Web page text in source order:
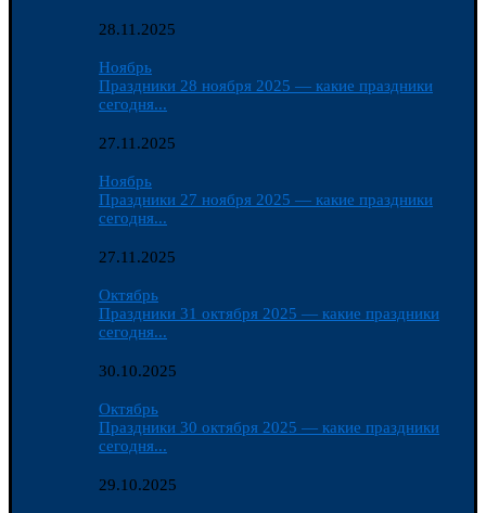
28.11.2025
Ноябрь
Праздники 28 ноября 2025 — какие праздники
сегодня...
27.11.2025
Ноябрь
Праздники 27 ноября 2025 — какие праздники
сегодня...
27.11.2025
Октябрь
Праздники 31 октября 2025 — какие праздники
сегодня...
30.10.2025
Октябрь
Праздники 30 октября 2025 — какие праздники
сегодня...
29.10.2025